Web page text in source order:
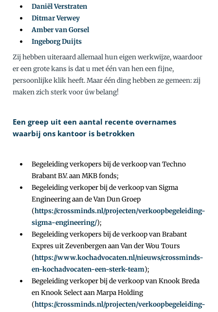
Daniël Verstraten
Ditmar Verwey
Amber van Gorsel
Ingeborg Duijts
Zij hebben uiteraard allemaal hun eigen werkwijze, waardoor
er een grote kans is dat u met één van hen een fijne,
persoonlijke klik heeft. Maar één ding hebben ze gemeen: zij
maken zich sterk voor úw belang!
Een greep uit een aantal recente overnames
waarbij ons kantoor is betrokken
Begeleiding verkopers bij de verkoop van Techno
Brabant B.V. aan MKB fonds;
Begeleiding verkoper bij de verkoop van Sigma
Engineering aan de Van Dun Groep
(https://crossminds.nl/projecten/verkoopbegeleiding-
sigma-engineering/);
Begeleiding verkopers bij de verkoop van Brabant
Expres uit Zevenbergen aan Van der Wou Tours
(https://www.kochadvocaten.nl/nieuws/crossminds-
en-kochadvocaten-een-sterk-team);
Begeleiding verkoper bij de verkoop van Knook Breda
en Knook Select aan Marpa Holding
(https://crossminds.nl/projecten/verkoopbegeleiding-